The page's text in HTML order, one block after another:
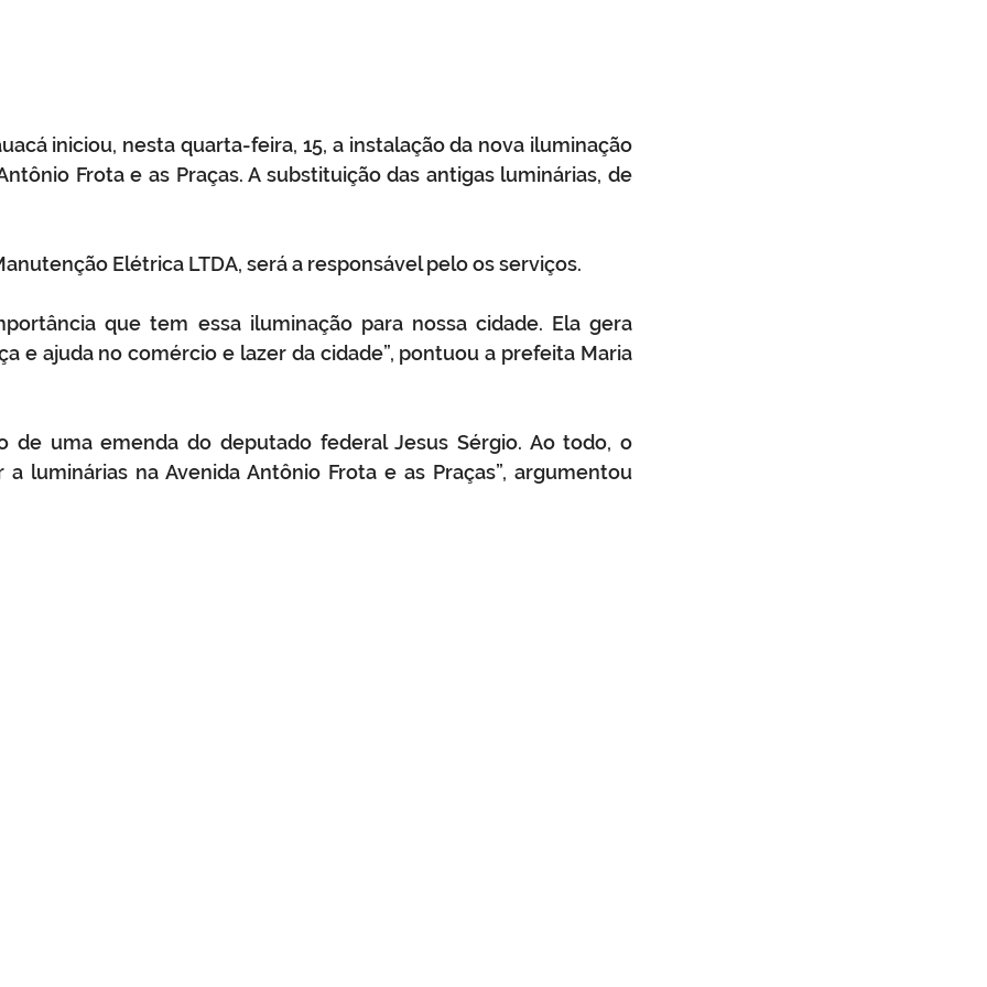
iniciou, nesta quarta-feira, 15, a instalação da nova iluminação
Frota e as Praças. A substituição das antigas luminárias, de
Elétrica LTDA, será a responsável pelo os serviços.
que tem essa iluminação para nossa cidade. Ela gera
e ajuda no comércio e lazer da cidade”, pontuou a prefeita Maria
de uma emenda do deputado federal Jesus Sérgio. Ao todo, o
luminárias na Avenida Antônio Frota e as Praças”, argumentou